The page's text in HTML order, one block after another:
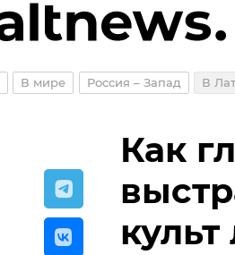
В мире Россия – Запад В
Как